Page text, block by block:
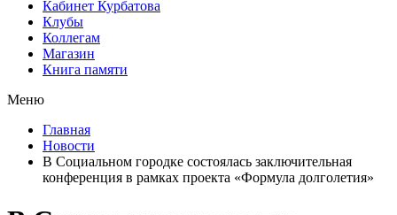
Кабинет Курбатова
Клубы
Коллегам
Магазин
Книга памяти
Меню
Главная
Новости
В Социальном городке состоялась заключительная
конференция в рамках проекта «Формула долголетия»